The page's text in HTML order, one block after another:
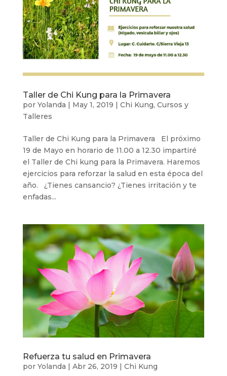
Taller de Chi Kung para la Primavera
por Yolanda | May 1, 2019 | Chi Kung, Cursos y
Talleres
Taller de Chi Kung para la Primavera El próximo
19 de Mayo en horario de 11.00 a 12.30 impartiré
el Taller de Chi kung para la Primavera. Haremos
ejercicios para reforzar la salud en esta época del
año. ¿Tienes cansancio? ¿Tienes irritación y te
enfadas...
Refuerza tu salud en Primavera
por Yolanda | Abr 26, 2019 | Chi Kung